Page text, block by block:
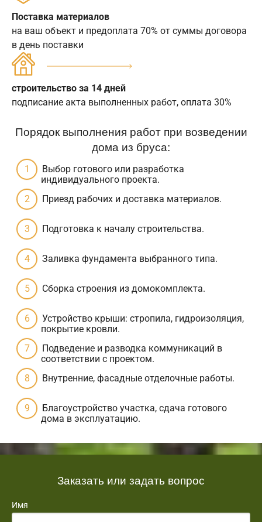
Поставка материалов
на ваш объект и предоплата 70% от суммы договора
в день поставки
строительство за 14 дней
подписание акта выполненных работ, оплата 30%
Порядок выполнения работ при возведении
дома из бруса:
Выбор готового или разработка
индивидуального проекта.
Приезд рабочих и доставка материалов.
Подготовка к началу строительства.
Заливка фундамента выбранного типа.
Сборка строения из домокомплекта.
Устройство крыши: стропила, гидроизоляция,
покрытие кровли.
Подведение и разводка коммуникаций в
соответствии с проектом.
Внутренние, фасадные отделочные работы.
Благоустройство участка, сдача готового
дома в эксплуатацию.
Заказать или задать вопрос
Имя